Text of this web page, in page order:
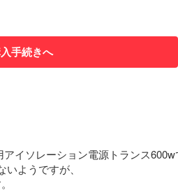
手続きへ
イソレーション電源トランス
ようですが、